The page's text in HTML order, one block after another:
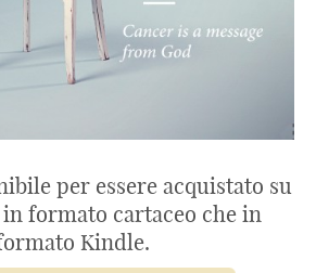
per essere acquistato su
formato cartaceo che in
Kindle.